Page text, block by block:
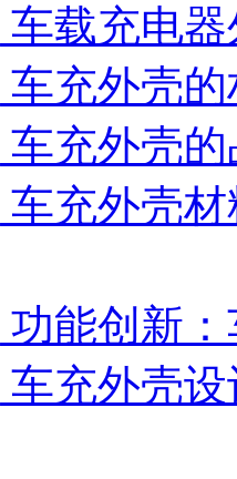
车载充电
车充外壳
车充外壳
车充外壳
功能创新
车充外壳